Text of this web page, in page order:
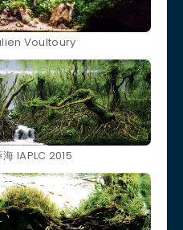
Voultoury
IAPLC 2015